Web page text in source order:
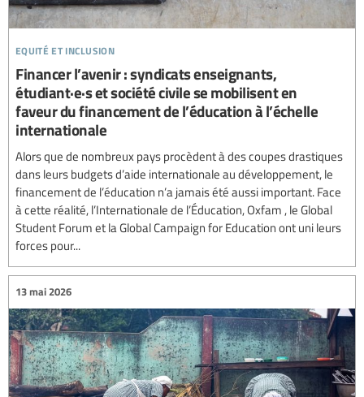
equité et inclusion
Financer l’avenir : syndicats enseignants,
étudiant·e·s et société civile se mobilisent en
faveur du financement de l’éducation à l’échelle
internationale
Alors que de nombreux pays procèdent à des coupes drastiques
dans leurs budgets d’aide internationale au développement, le
financement de l’éducation n’a jamais été aussi important. Face
à cette réalité, l’Internationale de l’Éducation, Oxfam , le Global
Student Forum et la Global Campaign for Education ont uni leurs
forces pour...
13 mai 2026